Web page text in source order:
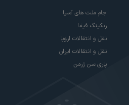
جام ملت های آسیا
رنکینگ فیفا
نقل و انتقالات اروپا
نقل و انتقالات ایران
پاری سن ژرمن